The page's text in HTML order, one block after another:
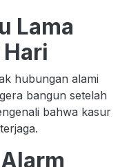
Lama
hubungan alami
bangun setelah
bahwa kasur